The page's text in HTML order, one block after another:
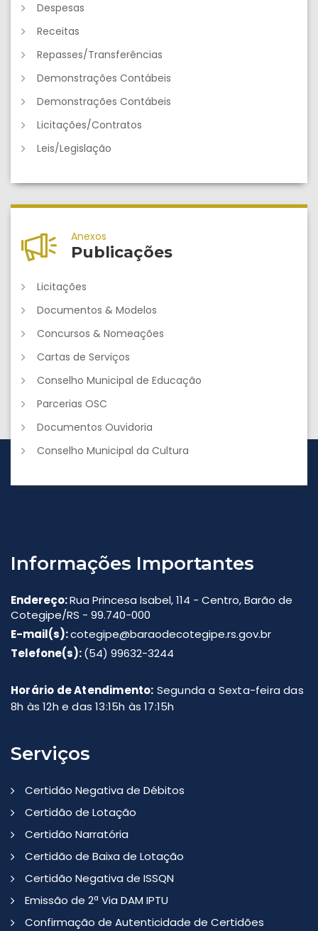
Despesas
Receitas
Repasses/Transferências
Demonstrações Contábeis
Demonstrações Contábeis
Licitações/Contratos
Leis/Legislação
Anexos
Publicações
Licitações
Documentos & Modelos
Concursos & Nomeações
Cartas de Serviços
Conselho Municipal de Educação
Parcerias OSC
Documentos Ouvidoria
Conselho Municipal da Cultura
Informações Importantes
Endereço:Rua Princesa Isabel, 114 - Centro, Barão de
Cotegipe/RS - 99.740-000
E-mail(s):cotegipe@baraodecotegipe.rs.gov.br
Telefone(s):(54) 99632-3244
Horário de Atendimento: Segunda a Sexta-feira das
8h às 12h e das 13:15h às 17:15h
Serviços
Certidão Negativa de Débitos
Certidão de Lotação
Certidão Narratória
Certidão de Baixa de Lotação
Certidão Negativa de ISSQN
Emissão de 2ª Via DAM IPTU
Confirmação de Autenticidade de Certidões